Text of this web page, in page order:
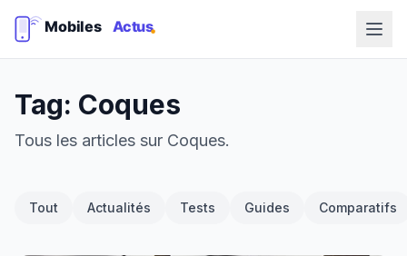
Tag: Coques
Tous les articles sur Coques.
Tout Actualités Tests Guides Comparatifs